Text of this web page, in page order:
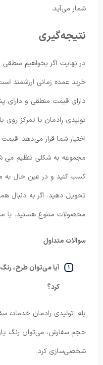
شمار می‌آید.
نتیجه‌گیری
در نهایت اگر بخواهیم
خرید عمده زمانی ارزشمند
دارای قیمت منطقی و دارای
تولیدی رادمان با تمرکز روی
اختیار شما قرار می‌دهد.
مجموعه به شکلی تنظیم می
کسب کنید و در عین حال به
تحویل دهید. اگر به دنبال
محصولات متنوع هستید، با
سوالات متداول
آیا می‌توان طرح،
کرد؟
بله. تولیدی رادمان خدمات
حجم سفارش، می‌توان رنگ
شخصی‌سازی کرد.